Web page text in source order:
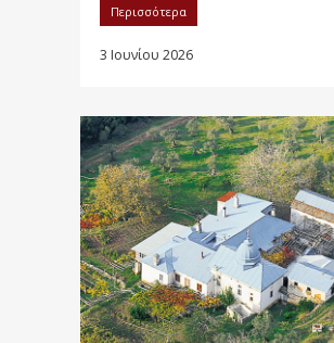
Περισσότερα
3 Ιουνίου 2026